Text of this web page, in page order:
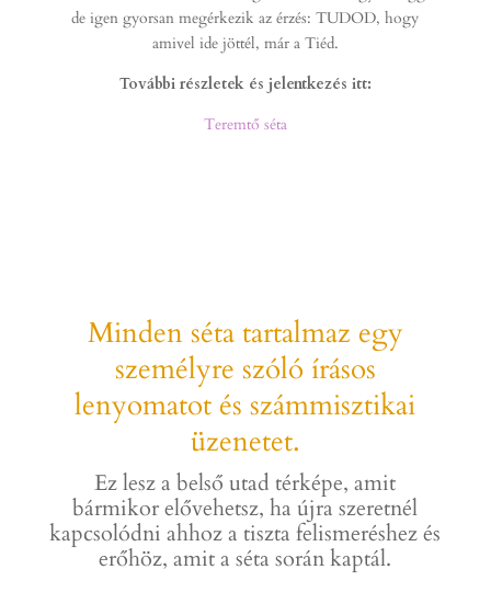
de igen gyorsan megérkezik az érzés: TUDOD, hogy
amivel ide jöttél, már a Tiéd.
További részletek és jelentkezés itt:
Teremtő séta
Minden séta tartalmaz egy
személyre szóló írásos
lenyomatot és számmisztikai
üzenetet.
Ez lesz a belső utad térképe, amit
bármikor elővehetsz, ha újra szeretnél
kapcsolódni ahhoz a tiszta felismeréshez és
erőhöz, amit a séta során kaptál.